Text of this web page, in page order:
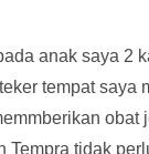
anak saya 2
tempat saya
obat
Tempra tidak